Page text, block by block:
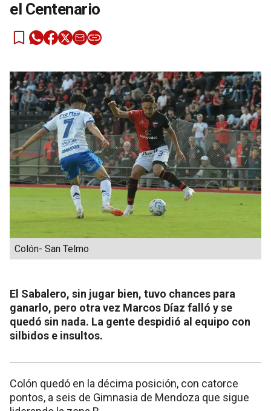
el Centenario
Colón- San Telmo
El Sabalero, sin jugar bien, tuvo chances para
ganarlo, pero otra vez Marcos Díaz falló y se
quedó sin nada. La gente despidió al equipo con
silbidos e insultos.
Colón quedó en la décima posición, con catorce
pontos, a seis de Gimnasia de Mendoza que sigue